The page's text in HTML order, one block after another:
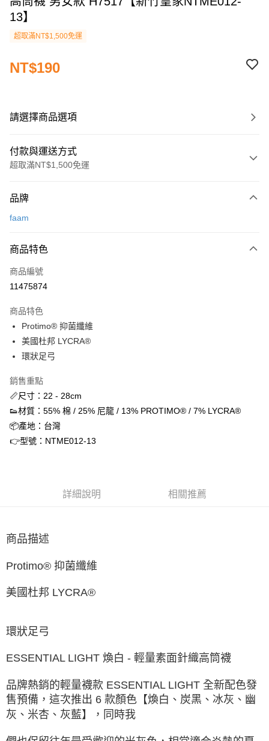
13】
超取滿NT$1,500免運
NT$190
請選擇商品選項
付款與運送方式
超取滿NT$1,500免運
信用卡一次付款
3 期 0 利率 每期
合作金庫商業銀行
上海商業儲蓄銀行
臺灣中小企業銀行
匯豐（台灣）商業銀行
聯邦商業銀行
元大商業銀行
台新國際商業銀行
台灣樂天信用卡公司
超商取貨付款
LINE Pay
街口支付
ATM付款
全家取貨付款
每筆NT$60，滿NT$1,500(含以上)免運費
付款後全家取貨
每筆NT$60，滿NT$1,500(含以上)免運費
付款後7-11取貨
宅配
免運費
品牌
faam
商品特色
商品編號
11475874
商品特色
Protimo® 抑菌纖維
美國杜邦 LYCRA®
環狀足弓
銷售重點
📏尺寸：22 - 28cm
👟材質：55% 棉 / 25% 尼龍 / 13% PROTIMO® / 7% LYCRA®
📦產地：台灣
👉型號：NTME012-13
詳細說明 相關推薦
商品描述
Protimo® 抑菌纖維
美國杜邦 LYCRA®
環狀足弓
ESSENTIAL LIGHT 煥白 - 輕量素面針織高筒襪
品牌熱銷的輕量襪款 ESSENTIAL LIGHT 全新配色發
售預備，這次推出 6 款顏色【煥白、炭黑、冰灰、幽
灰、米杏、灰藍】，同時我